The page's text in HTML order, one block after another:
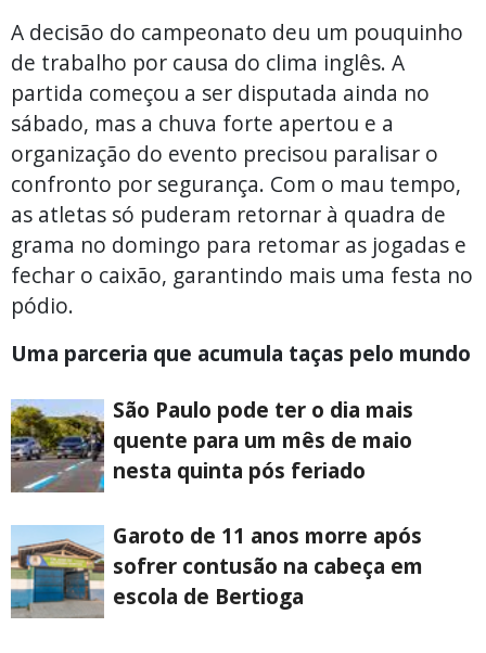
A decisão do campeonato deu um pouquinho
de trabalho por causa do clima inglês. A
partida começou a ser disputada ainda no
sábado, mas a chuva forte apertou e a
organização do evento precisou paralisar o
confronto por segurança. Com o mau tempo,
as atletas só puderam retornar à quadra de
grama no domingo para retomar as jogadas e
fechar o caixão, garantindo mais uma festa no
pódio.
Uma parceria que acumula taças pelo mundo
São Paulo pode ter o dia mais
quente para um mês de maio
nesta quinta pós feriado
Garoto de 11 anos morre após
sofrer contusão na cabeça em
escola de Bertioga